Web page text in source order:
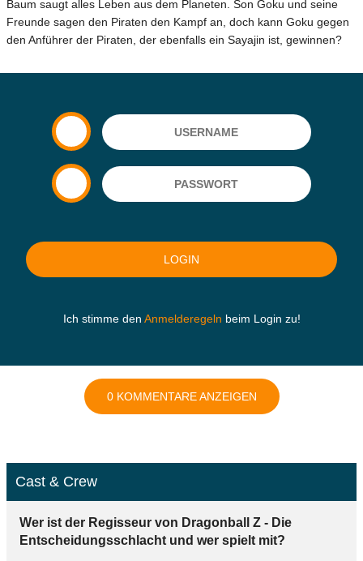
Baum saugt alles Leben aus dem Planeten. Son Goku und seine
Freunde sagen den Piraten den Kampf an, doch kann Goku gegen
den Anführer der Piraten, der ebenfalls ein Sayajin ist, gewinnen?
Ich stimme den Anmelderegeln beim Login zu!
0 KOMMENTARE ANZEIGEN
Cast & Crew
Wer ist der Regisseur von Dragonball Z - Die
Entscheidungsschlacht und wer spielt mit?